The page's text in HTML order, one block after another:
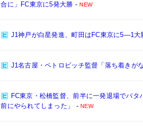
合に」FC東京に5発大勝 -NEW
J1神戸が白星発進、町田はFC東京に5―1大
J1名古屋・ペトロビッチ監督「落ち着きが
FC東京・松橋監督、前半に一発退場でバ
前にやられてしまった」
-NEW